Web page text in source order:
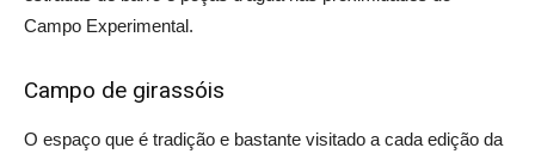
Campo Experimental.
Campo de girassóis
O espaço que é tradição e bastante visitado a cada edição da